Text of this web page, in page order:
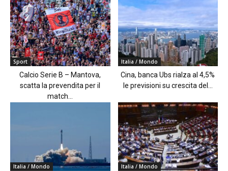
Sport
Calcio Serie B – Mantova,
scatta la prevendita per il
match...
Italia / Mondo
Cina, banca Ubs rialza al 4,5%
le previsioni su crescita del...
Italia / Mondo Italia / Mondo